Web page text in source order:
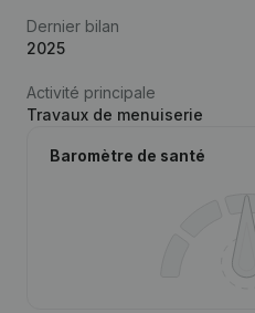
Dernier bilan
2025
Activité principale
Travaux de menuiserie
Baromètre de santé